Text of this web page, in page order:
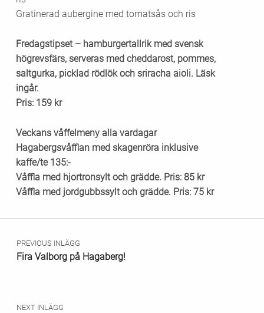
Gratinerad aubergine med tomatsås och ris
Fredagstipset – hamburgertallrik med svensk
högrevsfärs, serveras med cheddarost, pommes,
saltgurka, picklad rödlök och sriracha aioli. Läsk
ingår.
Pris: 159 kr
Veckans våffelmeny alla vardagar
Hagabergsvåfflan med skagenröra inklusive
kaffe/te 135:-
Våffla med hjortronsylt och grädde. Pris: 85 kr
Våffla med jordgubbssylt och grädde. Pris: 75 kr
Inläggsnavigering
PREVIOUS INLÄGG
Fira Valborg på Hagaberg!
NEXT INLÄGG